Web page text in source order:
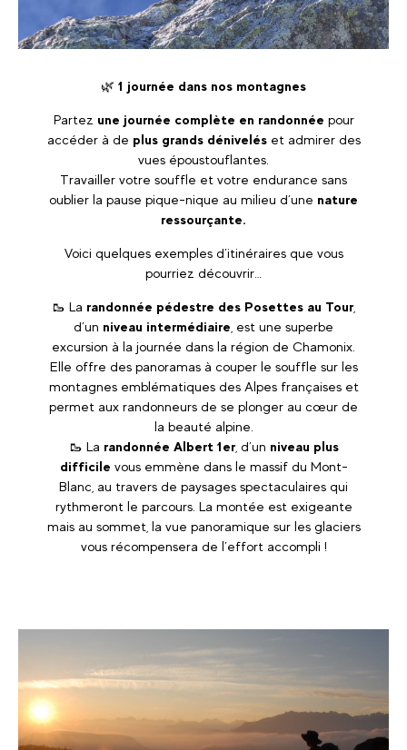
🌿 1 journée dans nos montagnes
Partez une journée complète en randonnée pour
accéder à de plus grands dénivelés et admirer des
vues époustouflantes.
Travailler votre souffle et votre endurance sans
oublier la pause pique-nique au milieu d’une nature
ressourçante.
Voici quelques exemples d’itinéraires que vous
pourriez découvrir…
🥾 La randonnée pédestre des Posettes au Tour,
d’un niveau intermédiaire , est une superbe
excursion à la journée dans la région de Chamonix.
Elle offre des panoramas à couper le souffle sur les
montagnes emblématiques des Alpes françaises et
permet aux randonneurs de se plonger au cœur de
la beauté alpine.
🥾 La randonnée Albert 1er, d’un niveau plus
difficile vous emmène dans le massif du Mont-
Blanc, au travers de paysages spectaculaires qui
rythmeront le parcours. La montée est exigeante
mais au sommet, la vue panoramique sur les glaciers
vous récompensera de l’effort accompli !